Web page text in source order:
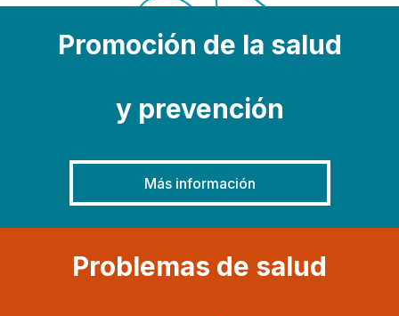
Promoción de la salud
y prevención
Más información
Problemas de salud